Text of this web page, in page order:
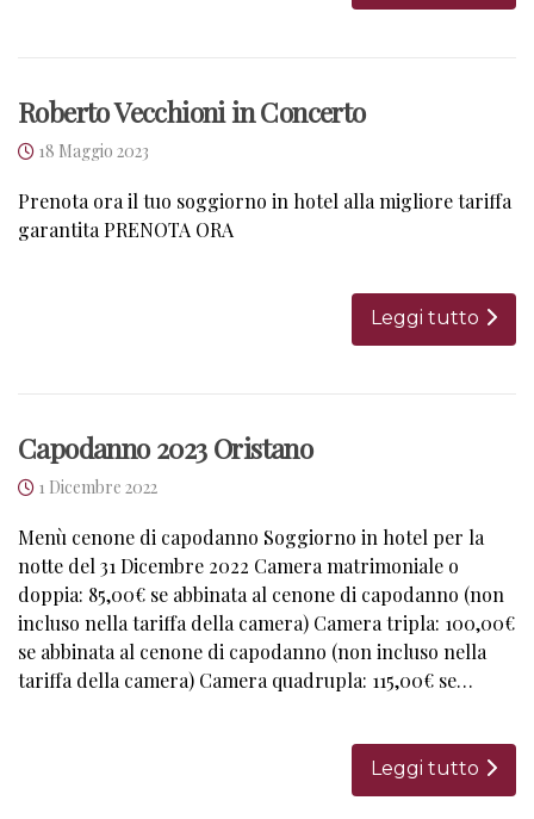
Roberto Vecchioni in Concerto
18 Maggio 2023
Prenota ora il tuo soggiorno in hotel alla migliore tariffa
garantita PRENOTA ORA
Leggi tutto
Capodanno 2023 Oristano
1 Dicembre 2022
Menù cenone di capodanno Soggiorno in hotel per la
notte del 31 Dicembre 2022 Camera matrimoniale o
doppia: 85,00€ se abbinata al cenone di capodanno (non
incluso nella tariffa della camera) Camera tripla: 100,00€
se abbinata al cenone di capodanno (non incluso nella
tariffa della camera) Camera quadrupla: 115,00€ se…
Leggi tutto